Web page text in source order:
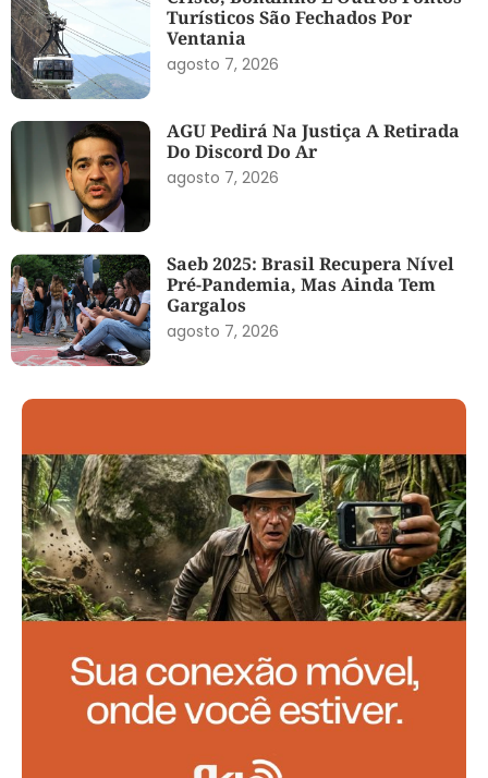
Turísticos São Fechados Por
Ventania
agosto 7, 2026
AGU Pedirá Na Justiça A Retirada
Do Discord Do Ar
agosto 7, 2026
Saeb 2025: Brasil Recupera Nível
Pré-Pandemia, Mas Ainda Tem
Gargalos
agosto 7, 2026